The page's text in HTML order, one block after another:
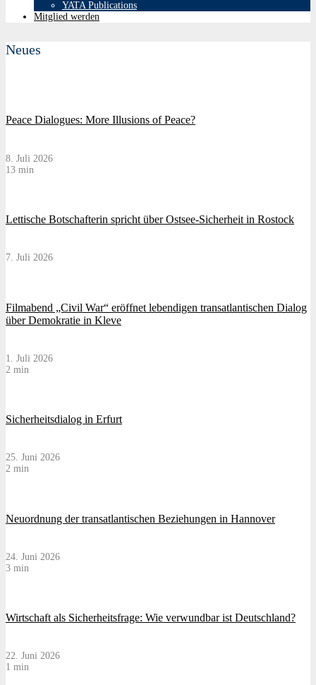
YATA Publications
Mitglied werden
Neues
Peace Dialogues: More Illusions of Peace?
8. Juli 2026
13 min
Lettische Botschafterin spricht über Ostsee-Sicherheit in Rostock
7. Juli 2026
Filmabend „Civil War“ eröffnet lebendigen transatlantischen Dialog
über Demokratie in Kleve
1. Juli 2026
2 min
Sicherheitsdialog in Erfurt
25. Juni 2026
2 min
Neuordnung der transatlantischen Beziehungen in Hannover
24. Juni 2026
3 min
Wirtschaft als Sicherheitsfrage: Wie verwundbar ist Deutschland?
22. Juni 2026
1 min